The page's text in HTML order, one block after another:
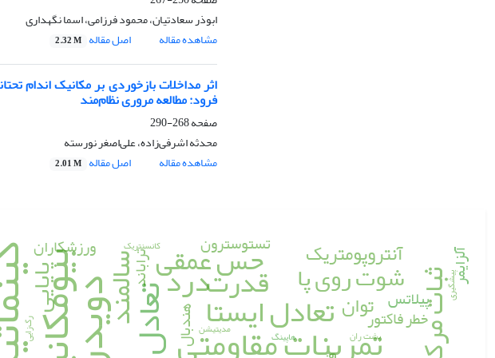
ابوذر سعادتیان، محمود فرزامی، اسما نگهداری
مشاهده مقاله
اصل مقاله 2.32 M
اثر مداخلات بازخوردی بر مکانیک اندام
فرود: مطالعه مروری نظام‌مند
صفحه268-290
محدثه اشرفی‌زاده، علی‌اصغر نورسته
مشاهده مقاله
اصل مقاله 2.01 M
دویدن
بیومکانیک تمرینات مقاومتی
درد
تعادل ایستا
حس عمقیسالمند ثبات مرکزی قدرت شوت روی پا پایایی توان
آنتروپومتریک
خطر فاکتور
آلزایمر
هندبال
تستوسترون
پیلاتس
تراباند
ورزشکاران
رگ‌­زایی مدیتیشن
پیشگیری
هاپینگ
کانسنتریک
پشت ران